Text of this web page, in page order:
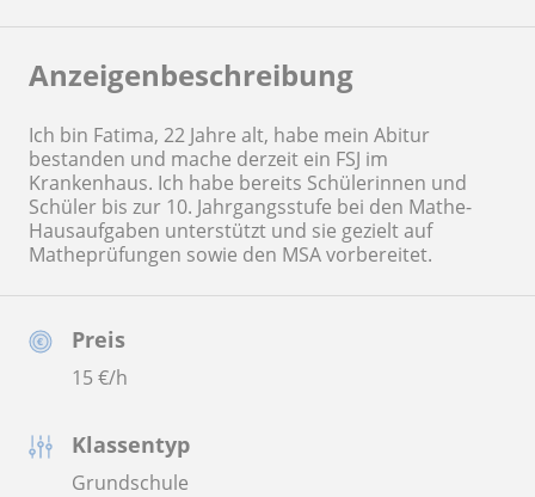
Preis
15€/h
Klassentyp
Grundschule
Anzeigenbeschreibung
Ich bin Fatima, 22 Jahre alt, habe mein Abitur
bestanden und mache derzeit ein FSJ im
Krankenhaus. Ich habe bereits Schülerinnen und
Schüler bis zur 10. Jahrgangsstufe bei den Mathe-
Hausaufgaben unterstützt und sie gezielt auf
Matheprüfungen sowie den MSA vorbereitet.